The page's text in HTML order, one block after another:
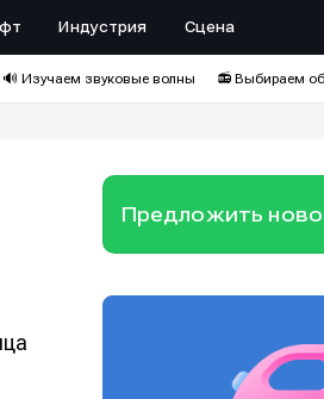
Индустрия Сцена
🔊 Изучаем звуковые волны 📻 Выбираем
Предложить